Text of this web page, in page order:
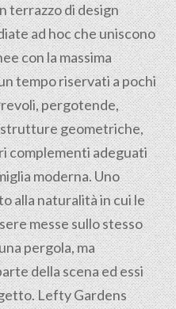
terrazzo di design
ad hoc che uniscono
con la massima
tempo riservati a pochi
pergotende,
geometriche,
complementi adeguati
moderna. Uno
alla naturalità in cui le
messe sullo stesso
pergola, ma
della scena ed essi
Lefty Gardens